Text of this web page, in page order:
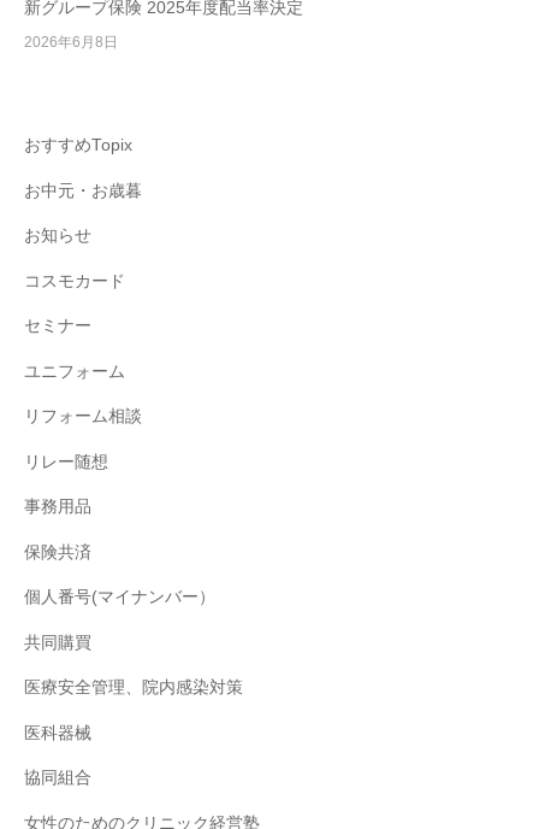
新グループ保険 2025年度配当率決定
2026年6月8日
おすすめTopix
お中元・お歳暮
お知らせ
コスモカード
セミナー
ユニフォーム
リフォーム相談
リレー随想
事務用品
保険共済
個人番号(マイナンバー）
共同購買
医療安全管理、院内感染対策
医科器械
協同組合
女性のためのクリニック経営塾